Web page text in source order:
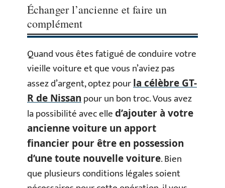
Échanger l’ancienne et faire un
complément
Quand vous êtes fatigué de conduire votre
vieille voiture et que vous n’aviez pas
assez d’argent, optez pourla célèbre GT-
R de Nissan pour un bon troc. Vous avez
la possibilité avec elled’ajouter à votre
ancienne voiture un apport
financier pour être en possession
d’une toute nouvelle voiture. Bien
que plusieurs conditions légales soient